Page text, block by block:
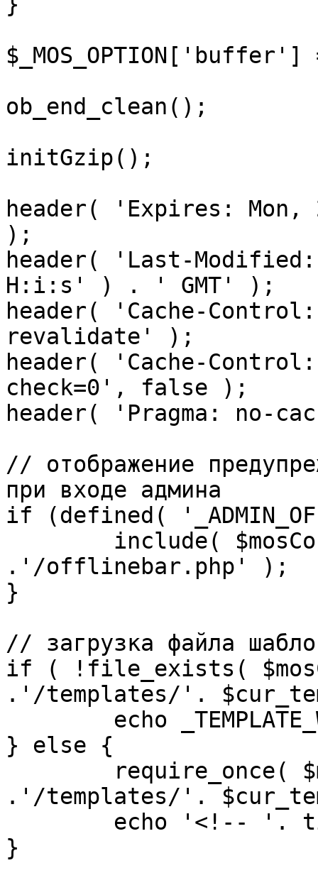
ob_end_clean();
initGzip();
header( 'Expires: Mon,
);
header( 'Last-
H:i:s' ) . ' GMT' );
header( 'Cache-
revalidate' );
header( 'Cache-
check=0', false );
header( 'Pragma: no-
// отображение
при входе админа
if (defined(
.'/offlinebar.php' );
}
// загрузка файла
if ( !file_exists(
.'/templates/'.
} else {
.'/templates/'.
}